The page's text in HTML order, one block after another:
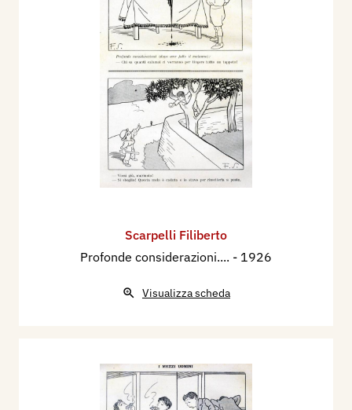
Scarpelli Filiberto
Profonde considerazioni.... - 1926
Visualizza scheda